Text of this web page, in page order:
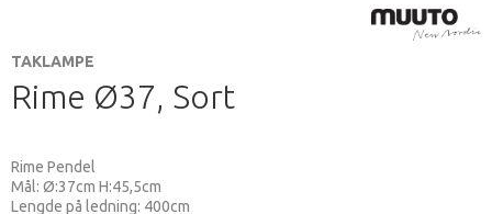
TAKLAMPE
Rime Ø37, Sort
Rime Pendel
Mål: Ø:37cm H:45,5cm
Lengde på ledning: 400cm